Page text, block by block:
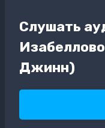
Слушать
Джинн)